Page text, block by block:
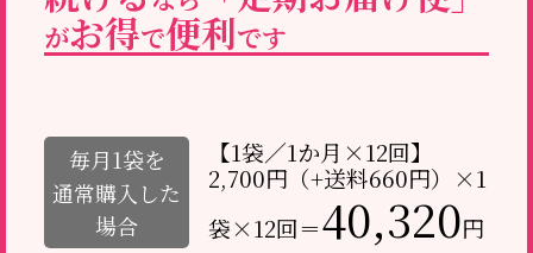
がお得で便利です
毎月1袋を
通常購入した
場合
【1袋／1か月×12回】
2,700円（+送料660円）×1
袋×12回＝40,320円